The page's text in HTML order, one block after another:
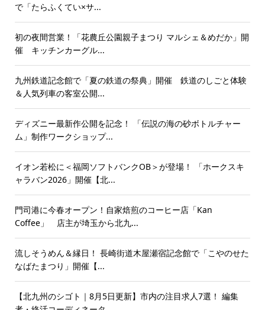
で「たらふくてい×サ...
初の夜間営業！「花農丘公園親子まつり マルシェ＆めだか」開
催 キッチンカーグル...
九州鉄道記念館で「夏の鉄道の祭典」開催 鉄道のしごと体験
＆人気列車の客室公開...
ディズニー最新作公開を記念！ 「伝説の海の砂ボトルチャー
ム」制作ワークショップ...
イオン若松に＜福岡ソフトバンクOB＞が登場！ 「ホークスキ
ャラバン2026」開催【北...
門司港に今春オープン！自家焙煎のコーヒー店「Kan
Coffee」 店主が埼玉から北九...
流しそうめん＆縁日！ 長崎街道木屋瀬宿記念館で「こやのせた
なばたまつり」開催【...
【北九州のシゴト｜8月5日更新】市内の注目求人7選！ 編集